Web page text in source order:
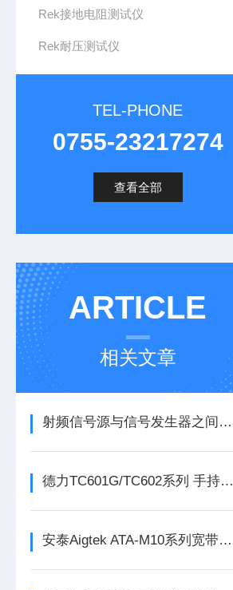
Rek接地电阻测试仪
Rek耐压测试仪
TEL-PHONE
0755-23217274
查看全部
ARTICLE
相关文章
射频信号源与信号发生器之间的区别你知道么
德力TC601G/TC602系列 手持式千兆以太网测试分析仪
安泰Aigtek ATA-M10系列宽带放大模块